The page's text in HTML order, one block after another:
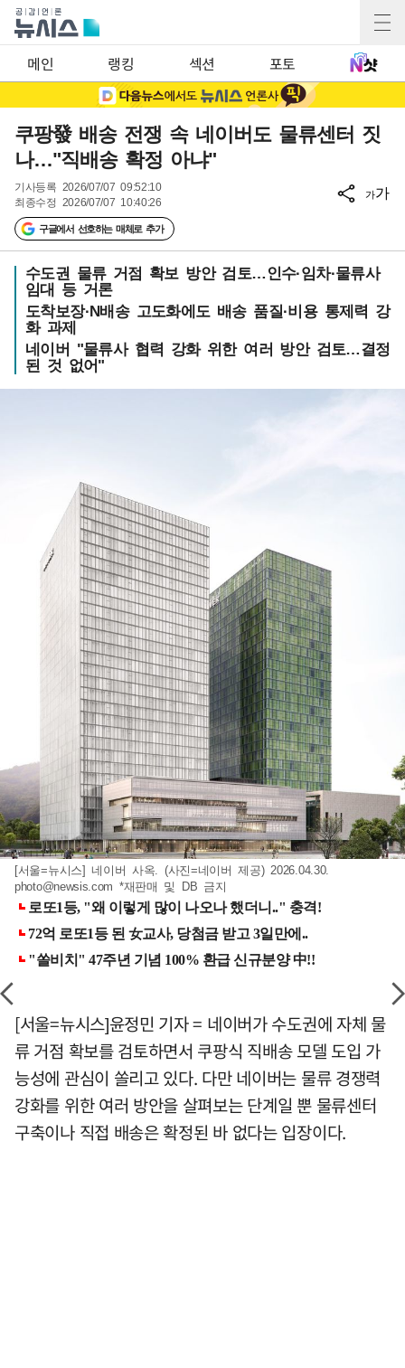
메인 랭킹 섹션 포토
쿠팡發 배송 전쟁 속 네이버도 물류센터 짓
나…"직배송 확정 아냐"
기사등록 2026/07/07 09:52:10
최종수정 2026/07/07 10:40:26
구글에서 선호하는 매체로 추가
가가
수도권 물류 거점 확보 방안 검토…인수·임차·물류사
임대 등 거론
도착보장·N배송 고도화에도 배송 품질·비용 통제력 강
화 과제
네이버 "물류사 협력 강화 위한 여러 방안 검토…결정
된 것 없어"
[서울=뉴시스] 네이버 사옥. (사진=네이버 제공) 2026.04.30.
photo@newsis.com *재판매 및 DB 금지
[서울=뉴시스]윤정민 기자 = 네이버가 수도권에 자체 물
류 거점 확보를 검토하면서 쿠팡식 직배송 모델 도입 가
능성에 관심이 쏠리고 있다. 다만 네이버는 물류 경쟁력
강화를 위한 여러 방안을 살펴보는 단계일 뿐 물류센터
구축이나 직접 배송은 확정된 바 없다는 입장이다.